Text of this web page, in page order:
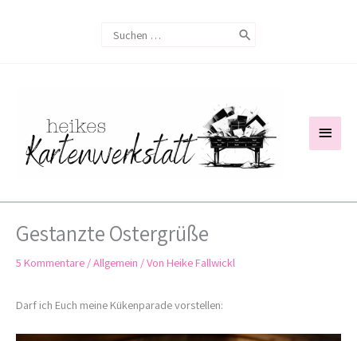
Search
Gestanzte Ostergrüße
5 Kommentare /Allgemein / Von Heike Fallwickl
Darf ich Euch meine Kükenparade vorstellen: